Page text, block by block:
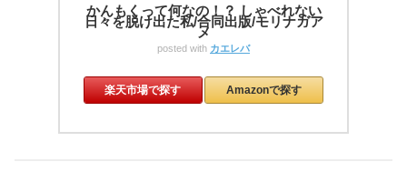
かんもくって何なの！？ しゃべれない
日々を脱け出た私/合同出版/モリナガア
メ
posted with カエレバ
楽天市場で探す Amazonで探す